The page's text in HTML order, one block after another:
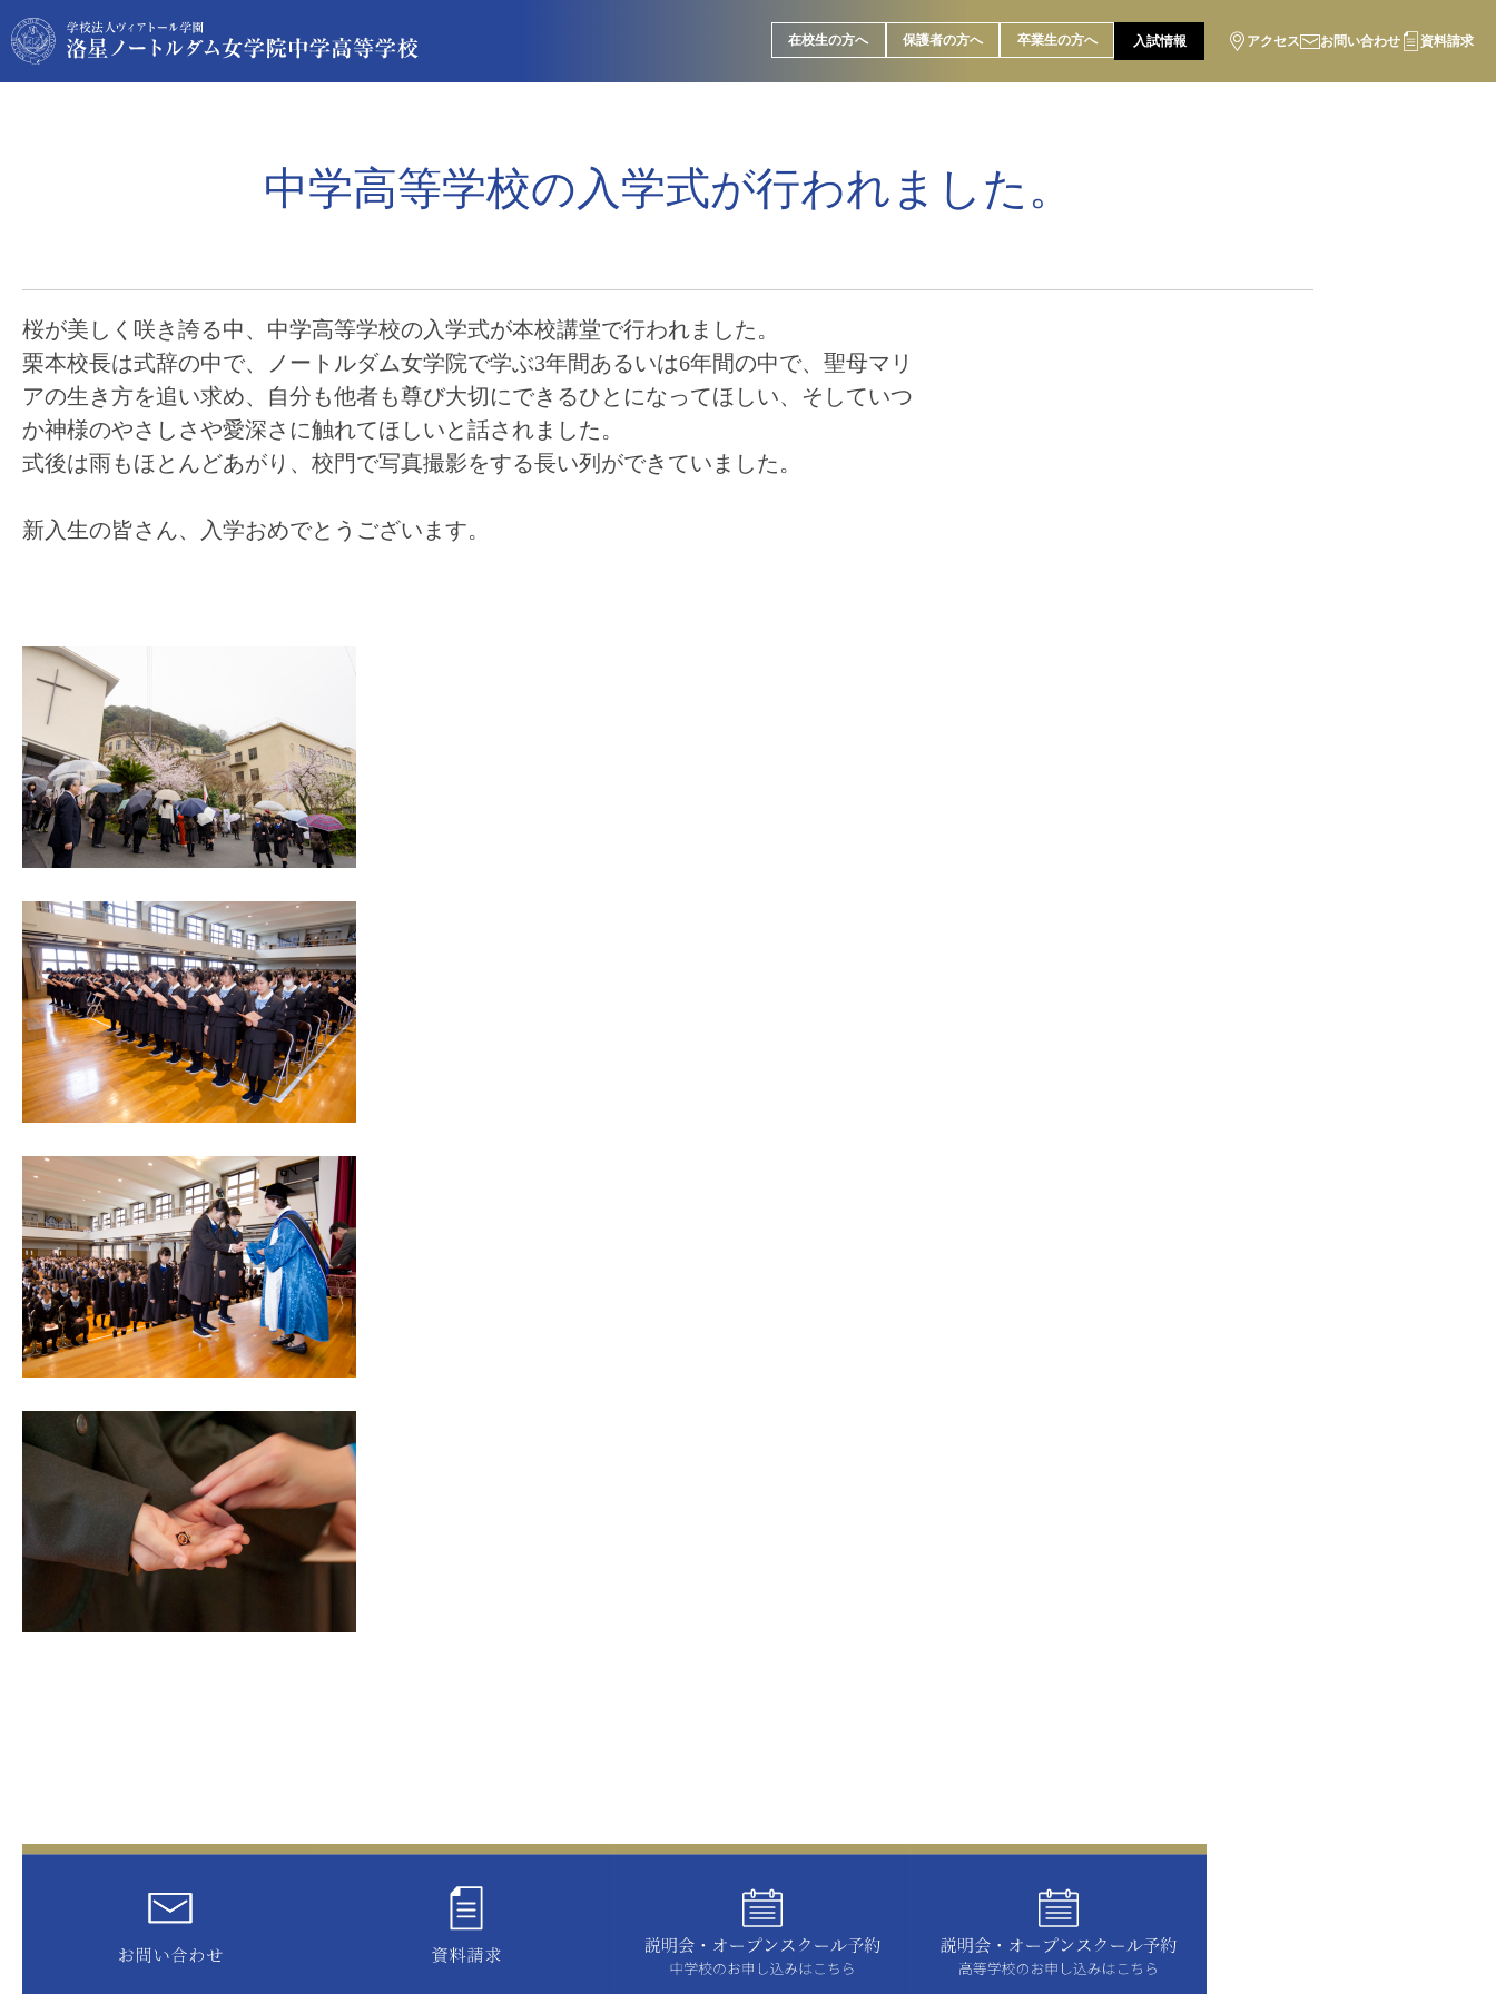
在校生の方へ 保護者の方へ 卒業生の方へ 入試情報 アクセス お問い合わせ 資料請求
中学高等学校の入学式が行われました。
桜が美しく咲き誇る中、中学高等学校の入学式が本校講堂で行われました。
栗本校長は式辞の中で、ノートルダム女学院で学ぶ3年間あるいは6年間の中で、聖母マリ
アの生き方を追い求め、自分も他者も尊び大切にできるひとになってほしい、そしていつ
か神様のやさしさや愛深さに触れてほしいと話されました。
式後は雨もほとんどあがり、校門で写真撮影をする長い列ができていました。
新入生の皆さん、入学おめでとうございます。